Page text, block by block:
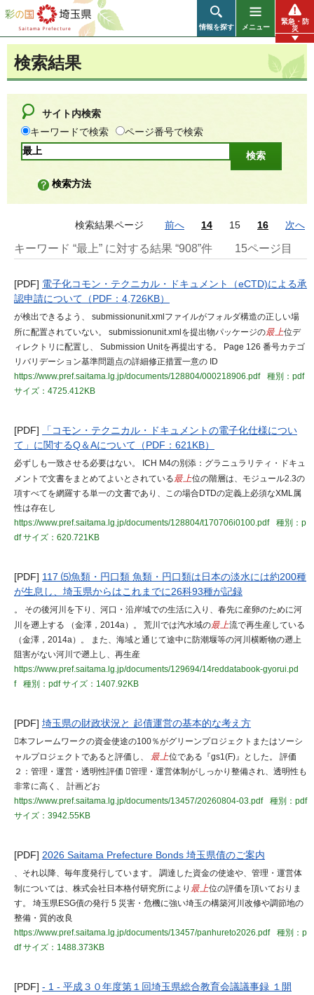
彩の国 埼玉県
情報を探す メニュー
緊急・防
災
検索結果
サイト内検索
キーワードで検索
ページ番号で検索
検索方法
検索結果ページ 前へ 14 15 16 次へ
キーワード “最上” に対する結果 “908”件 15ページ目
[PDF] 電子化コモン・テクニカル・ドキュメント（eCTD)による承
認申請について（PDF：4,726KB）
が検出できるよう、 submissionunit.xmlファイルがフォルダ構造の正しい場
所に配置されていない。 submissionunit.xmlを提出物パッケージの最上位デ
ィレクトリに配置し、 Submission Unitを再提出する。 Page 126 番号カテゴ
リバリデーション基準問題点の詳細修正措置一意の ID
https://www.pref.saitama.lg.jp/documents/128804/000218906.pdf
種別：pdf
サイズ：4725.412KB
[PDF]
「コモン・テクニカル・ドキュメントの電子化仕様につい
て」に関するQ＆Aについて（PDF：621KB）
必ずしも一致させる必要はない。 ICH M4の別添：グラニュラリティ・ドキュ
メントで文書をまとめてよいとされている最上位の階層は、モジュール2.3の
項すべてを網羅する単一の文書であり、この場合DTDの定義上必須なXML属
性は存在し
https://www.pref.saitama.lg.jp/documents/128804/t170706i0100.pdf
種別：p
dfサイズ：620.721KB
[PDF] 117 ⑸魚類・円口類 魚類・円口類は日本の淡水には約200種
が生息し、埼玉県からはこれまでに26科93種が記録
。 その後河川を下り、河口・沿岸域での生活に入り、春先に産卵のために河
川を遡上する （金澤，2014a）。 荒川では汽水域の最上流で再生産している
（金澤，2014a）。 また、海域と通じて途中に防潮堰等の河川横断物の遡上
阻害がない河川で遡上し、再生産
https://www.pref.saitama.lg.jp/documents/129694/14reddatabook-gyorui.pd
f
種別：pdfサイズ：1407.92KB
[PDF] 埼玉県の財政状況と 起債運営の基本的な考え方
本フレームワークの資金使途の100％がグリーンプロジェクトまたはソーシ
ャルプロジェクトであると評価し、 最上位である『gs1(F)』とした。 評価
２：管理・運営・透明性評価 管理・運営体制がしっかり整備され、透明性も
非常に高く、 計画どお
https://www.pref.saitama.lg.jp/documents/13457/20260804-03.pdf
種別：pdf
サイズ：3942.55KB
[PDF] 2026 Saitama Prefecture Bonds 埼玉県債のご案内
、それ以降、毎年度発行しています。 調達した資金の使途や、管理・運営体
制については、株式会社日本格付研究所により 最上位の評価を頂いておりま
す。 埼玉県ESG債の発行 5 災害・危機に強い埼玉の構築河川改修や調節地の
整備・質的改良
https://www.pref.saitama.lg.jp/documents/13457/panhureto2026.pdf
種別：p
dfサイズ：1488.373KB
[PDF] - 1 - 平成３０年度第１回埼玉県総合教育会議議事録 １開